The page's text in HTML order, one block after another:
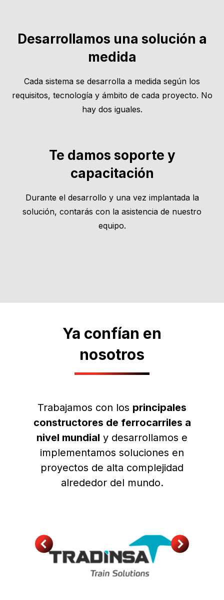
Desarrollamos una solución a
medida
Cada sistema se desarrolla a medida según los
requisitos, tecnología y ámbito de cada proyecto. No
hay dos iguales.
Te damos soporte y
capacitación
Durante el desarrollo y una vez implantada la
solución, contarás con la asistencia de nuestro
equipo.
Ya confían en
nosotros
Trabajamos con los principales
constructores de ferrocarriles a
nivel mundial y desarrollamos e
implementamos soluciones en
proyectos de alta complejidad
alrededor del mundo.